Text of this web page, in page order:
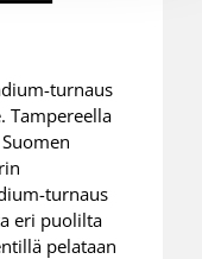
turnaus
Tampereella
turnaus
eri puolilta
pelataan